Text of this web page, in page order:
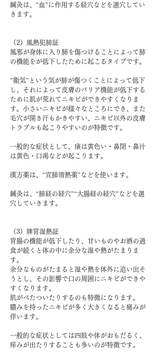
鍼灸は、“血”に作用する経穴などを選穴してい
きます。
（2）風熱犯肺証
風邪が身体に入り肺を傷つけることによって肺
の機能をが低下したために起こるタイプです。
”衛気”という気が肺が傷つくことによって低下
し、それによって皮膚のバリア機能が低下する
ために肌が荒れてニキビができやすくなりま
す。小さいニキビが様々なところにでき、また
毛穴が開き汗もかきやすい、ニキビ以外の皮膚
トラブルも起こりやすいのが特徴です。
一般的な症状として、痰は黄色い・鼻閉・鼻汁
は黄色・口渇などが起こります。
漢方薬は、“宣肺清熱薬”などを使います。
鍼灸は、“肺経の経穴”“大腸経の経穴”などを選
穴していきます。
（3）脾胃湿熱証
胃腸の機能が低下したり、甘いものやお酒の過
食が続くと体の中に余分な湿や熱がたまりま
す。
余分なものがたまると湿や熱を体外に追い出そ
うとし、その影響で口の周囲にニキビができや
すくなります。
肌がべたついたりするのも特徴になります。
膿みを持ったニキビが多く大きくなると痛みが
伴います。
一般的な症状としては四肢や体がおもだるく、
痒みが出たりすることも多いのが特徴です。